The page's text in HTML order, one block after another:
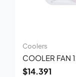
Coolers
COOLER FAN
$14.391